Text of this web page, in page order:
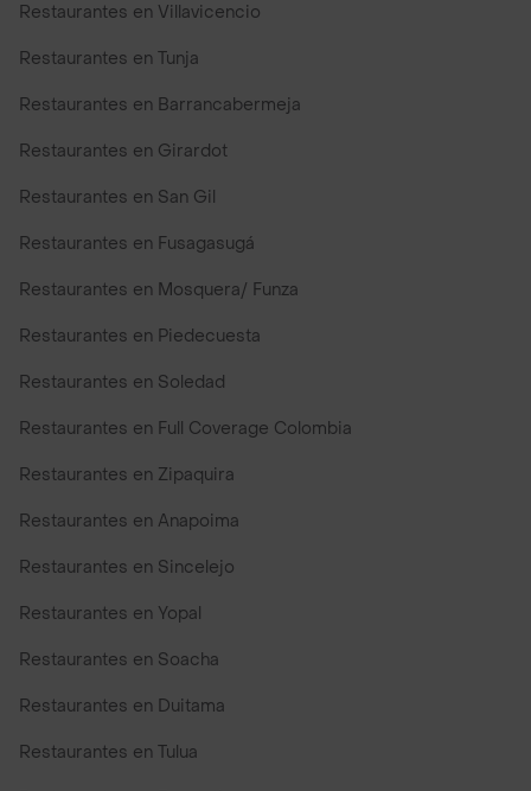
Restaurantes en Villavicencio
Restaurantes en Tunja
Restaurantes en Barrancabermeja
Restaurantes en Girardot
Restaurantes en San Gil
Restaurantes en Fusagasugá
Restaurantes en Mosquera/ Funza
Restaurantes en Piedecuesta
Restaurantes en Soledad
Restaurantes en Full Coverage Colombia
Restaurantes en Zipaquira
Restaurantes en Anapoima
Restaurantes en Sincelejo
Restaurantes en Yopal
Restaurantes en Soacha
Restaurantes en Duitama
Restaurantes en Tulua